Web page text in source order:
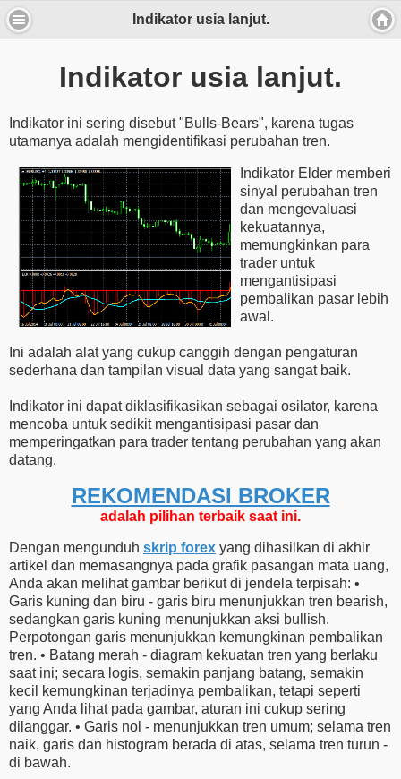
Indikator usia lanjut.
Indikator usia lanjut.
Indikator ini sering disebut "Bulls-Bears", karena tugas
utamanya adalah mengidentifikasi perubahan tren.
Indikator Elder memberi
sinyal perubahan tren
dan mengevaluasi
kekuatannya,
memungkinkan para
trader untuk
mengantisipasi
pembalikan pasar lebih
awal.
Ini adalah alat yang cukup canggih dengan pengaturan
sederhana dan tampilan visual data yang sangat baik.
Indikator ini dapat diklasifikasikan sebagai osilator, karena
mencoba untuk sedikit mengantisipasi pasar dan
memperingatkan para trader tentang perubahan yang akan
datang.
REKOMENDASI ​​BROKER
adalah pilihan terbaik saat ini.
Dengan mengunduh skrip forex yang dihasilkan di akhir
artikel dan memasangnya pada grafik pasangan mata uang,
Anda akan melihat gambar berikut di jendela terpisah: •
Garis kuning dan biru - garis biru menunjukkan tren bearish,
sedangkan garis kuning menunjukkan aksi bullish.
Perpotongan garis menunjukkan kemungkinan pembalikan
tren. • Batang merah - diagram kekuatan tren yang berlaku
saat ini; secara logis, semakin panjang batang, semakin
kecil kemungkinan terjadinya pembalikan, tetapi seperti
yang Anda lihat pada gambar, aturan ini cukup sering
dilanggar. • Garis nol - menunjukkan tren umum; selama tren
naik, garis dan histogram berada di atas, selama tren turun -
di bawah.